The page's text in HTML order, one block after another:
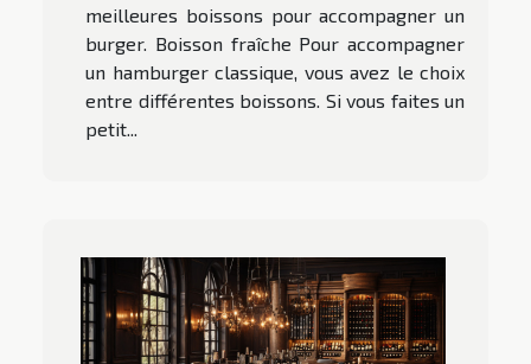
meilleures boissons pour accompagner un
burger. Boisson fraîche Pour accompagner
un hamburger classique, vous avez le choix
entre différentes boissons. Si vous faites un
petit...